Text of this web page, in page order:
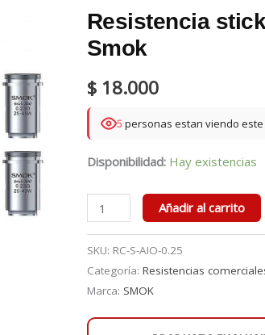
Resistencia
Smok
$18.000
15personas estan viendo
Disponibilidad: Hay existencias
Resistencia
stick
aio
-
Smok
Añadir al carrito
SKU: RC-S-AIO-0.25
Categoría: Resistencias
Marca: SMOK